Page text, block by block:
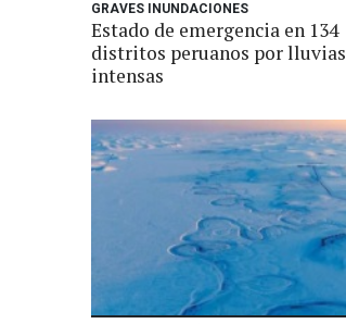
GRAVES INUNDACIONES
Estado de emergencia en 134
distritos peruanos por lluvias
intensas